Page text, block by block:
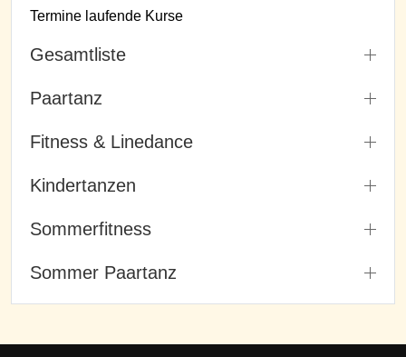
Termine laufende Kurse
Gesamtliste
Paartanz
Fitness & Linedance
Kindertanzen
Sommerfitness
Sommer Paartanz